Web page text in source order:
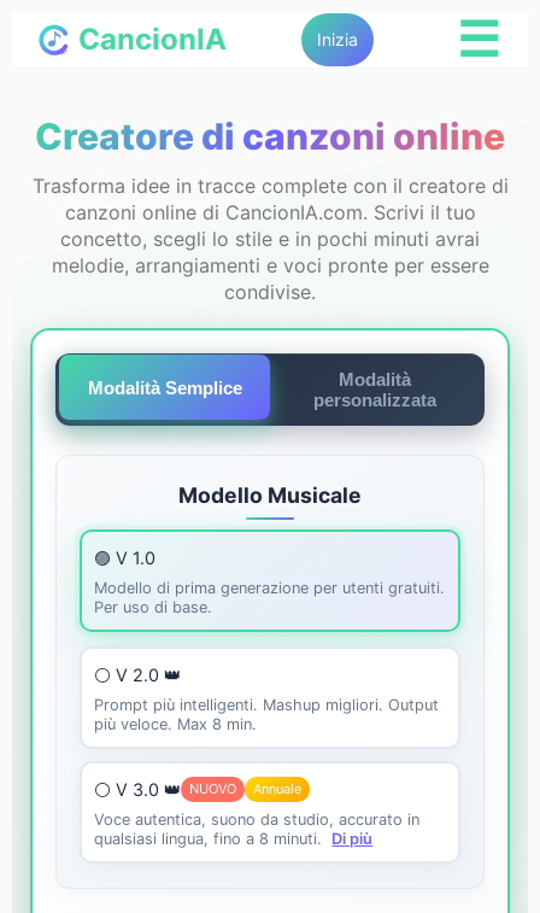
CancionIA Inizia ☰
Creatore di canzoni online
Trasforma idee in tracce complete con il creatore di
canzoni online di CancionIA.com. Scrivi il tuo
concetto, scegli lo stile e in pochi minuti avrai
melodie, arrangiamenti e voci pronte per essere
condivise.
Modalità Semplice
Modalità
personalizzata
Modello Musicale
🟣 V 1.0
Modello di prima generazione per utenti gratuiti.
Per uso di base.
⚪ V 2.0 👑
Prompt più intelligenti. Mashup migliori. Output
più veloce. Max 8 min.
⚪ V 3.0 👑 NUOVO Annuale
Voce autentica, suono da studio, accurato in
qualsiasi lingua, fino a 8 minuti.
Di più